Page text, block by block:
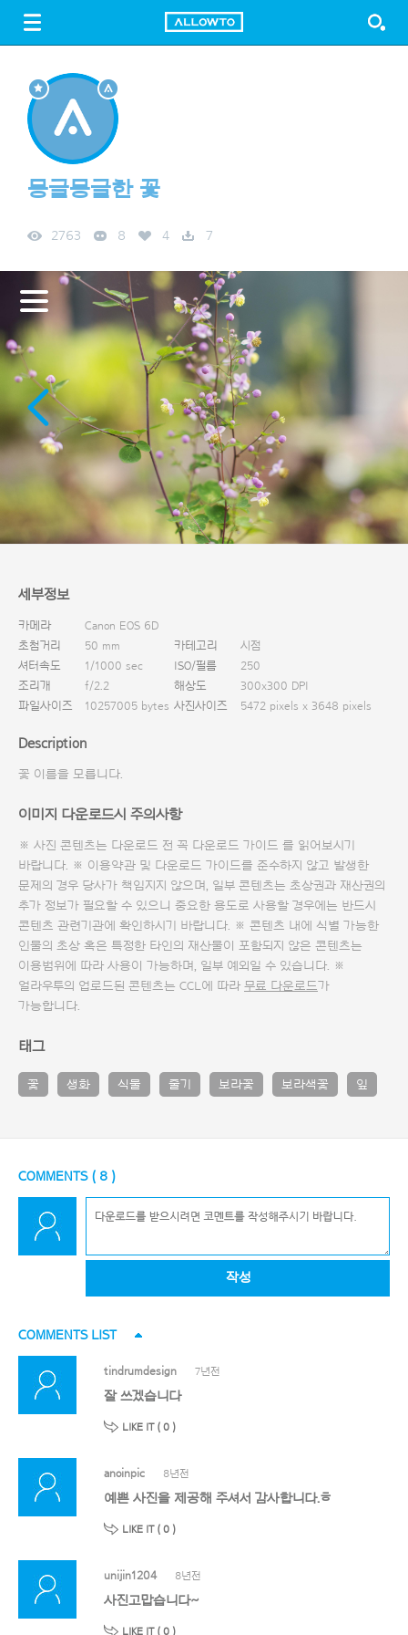
FREE DOWNLOAD
몽글몽글한 꽃
2763 8 4 7
세부정보
카메라
Canon EOS 6D
초첨거리
50 mm 카테고리
시점
셔터속도
1/1000 sec ISO/필름
250
조리개
f/2.2 해상도
300x300 DPI
파일사이즈
10257005 bytes 사진사이즈 5472 pixels x 3648 pixels
Description
꽃 이름을 모릅니다.
이미지 다운로드시 주의사항
※ 사진 콘텐츠는 다운로드 전 꼭 다운로드 가이드 를 읽어보시기
바랍니다. ※ 이용약관 및 다운로드 가이드를 준수하지 않고 발생한
문제의 경우 당사가 책임지지 않으며, 일부 콘텐츠는 초상권과 재산권의
추가 정보가 필요할 수 있으니 중요한 용도로 사용할 경우에는 반드시
콘텐츠 관련기관에 확인하시기 바랍니다. ※ 콘텐츠 내에 식별 가능한
인물의 초상 혹은 특정한 타인의 재산물이 포함되지 않은 콘텐츠는
이용범위에 따라 사용이 가능하며, 일부 예외일 수 있습니다. ※
얼라우투의 업로드된 콘텐츠는 CCL에 따라 무료 다운로드가
가능합니다.
태그
꽃 생화 식물 줄기 보라꽃 보라색꽃 잎
COMMENTS ( 8 )
작성
COMMENTS LIST
tindrumdesign 7년전
잘 쓰겠습니다
LIKE IT ( 0 )
anoinpic 8년전
예쁜 사진을 제공해 주셔서 감사합니다.ㅎ
LIKE IT ( 0 )
unijin1204 8년전
사진고맙습니다~
LIKE IT ( 0 )